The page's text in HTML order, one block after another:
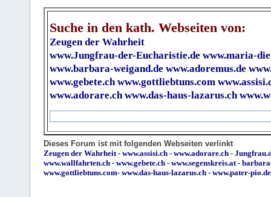
Suche in den kath. Webseiten von:
Zeugen der Wahrheit
www.Jungfrau-der-Eucharistie.de www.maria-
www.barbara-weigand.de www.adoremus.de
www.gebete.ch www.gottliebtuns.com
www.adorare.ch www.das-haus-lazarus.ch
Dieses Forum ist mit folgenden Webseiten verlinkt
Zeugen der Wahrheit- www.assisi.ch - www.adorare.ch -
www.wallfahrten.ch - www.gebete.ch - www.segenskreis.at-
www.gottliebtuns.com- www.das-haus-lazarus.ch - www.pater-pio.de